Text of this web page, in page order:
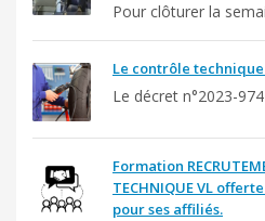
Pour clôturer la
Le contrôle
Le décret n°2023-
Formation
TECHNIQUE VL
pour ses affiliés.